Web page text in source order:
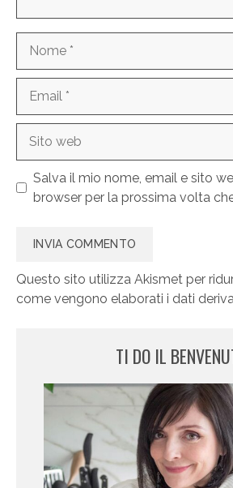
web
Salva il mio nome, email e sito
browser per la prossima volta
Questo sito utilizza Akismet per
come vengono elaborati i dati
TI DO IL